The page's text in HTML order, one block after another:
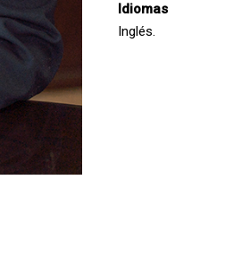
Idiomas
Inglés.